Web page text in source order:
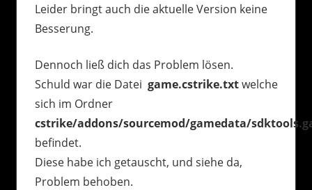
Leider bringt auch die aktuelle Version keine
Besserung.
Dennoch ließ dich das Problem lösen.
Schuld war die Datei game.cstrike.txtwelche
sich im Ordner
cstrike/addons/sourcemod/gamedata/
befindet.
Diese habe ich getauscht, und siehe da,
Problem behoben.